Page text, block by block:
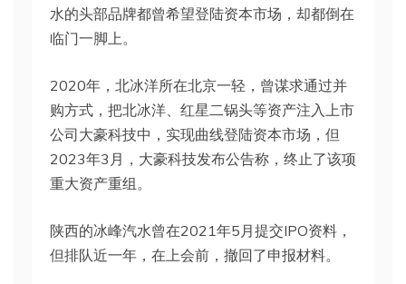
水的头部品牌都曾希望登陆资本市场，却都倒在
临门一脚上。
2020年，北冰洋所在北京一轻，曾谋求通过并
购方式，把北冰洋、红星二锅头等资产注入上市
公司大豪科技中，实现曲线登陆资本市场，但
2023年3月，大豪科技发布公告称，终止了该项
重大资产重组。
陕西的冰峰汽水曾在2021年5月提交IPO资料，
但排队近一年，在上会前，撤回了申报材料。